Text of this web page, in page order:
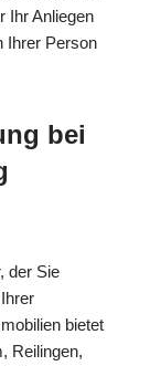
Ihr Anliegen
Ihrer Person
bei
der Sie
bietet
Reilingen,